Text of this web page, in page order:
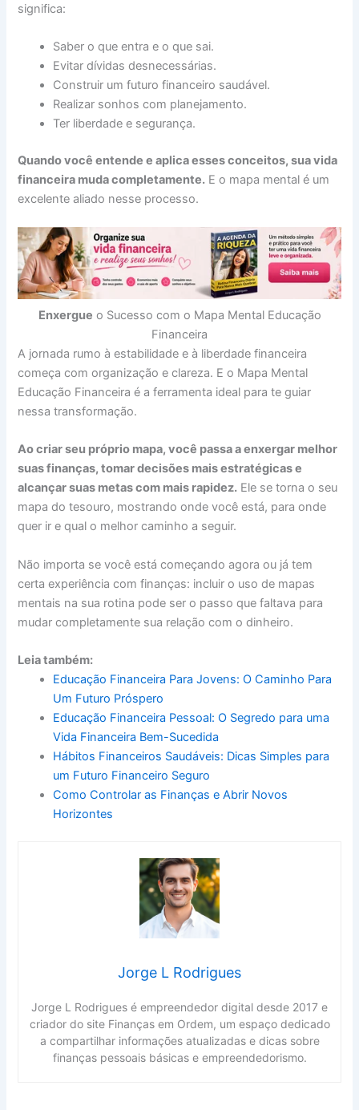
significa:
Saber o que entra e o que sai.
Evitar dívidas desnecessárias.
Construir um futuro financeiro saudável.
Realizar sonhos com planejamento.
Ter liberdade e segurança.
Quando você entende e aplica esses conceitos, sua vida
financeira muda completamente. E o mapa mental é um
excelente aliado nesse processo.
Enxergue o Sucesso com o Mapa Mental Educação
Financeira
A jornada rumo à estabilidade e à liberdade financeira
começa com organização e clareza. E o Mapa Mental
Educação Financeira é a ferramenta ideal para te guiar
nessa transformação.
Ao criar seu próprio mapa, você passa a enxergar melhor
suas finanças, tomar decisões mais estratégicas e
alcançar suas metas com mais rapidez. Ele se torna o seu
mapa do tesouro, mostrando onde você está, para onde
quer ir e qual o melhor caminho a seguir.
Não importa se você está começando agora ou já tem
certa experiência com finanças: incluir o uso de mapas
mentais na sua rotina pode ser o passo que faltava para
mudar completamente sua relação com o dinheiro.
Leia também:
Educação Financeira Para Jovens: O Caminho Para
Um Futuro Próspero
Educação Financeira Pessoal: O Segredo para uma
Vida Financeira Bem-Sucedida
Hábitos Financeiros Saudáveis: Dicas Simples para
um Futuro Financeiro Seguro
Como Controlar as Finanças e Abrir Novos
Horizontes
Jorge L Rodrigues
Jorge L Rodrigues é empreendedor digital desde 2017 e
criador do site Finanças em Ordem, um espaço dedicado
a compartilhar informações atualizadas e dicas sobre
finanças pessoais básicas e empreendedorismo.